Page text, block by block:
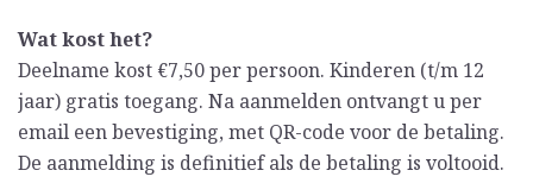
Wat kost het?
Deelname kost €7,50 per persoon. Kinderen (t/m 12
jaar) gratis toegang. Na aanmelden ontvangt u per
email een bevestiging, met QR-code voor de betaling.
De aanmelding is definitief als de betaling is voltooid.